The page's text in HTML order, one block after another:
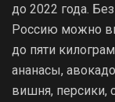
до 2022 года.
Россию можно
до пяти
ананасы,
вишня, персики,